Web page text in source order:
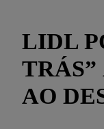
LIDL
AO